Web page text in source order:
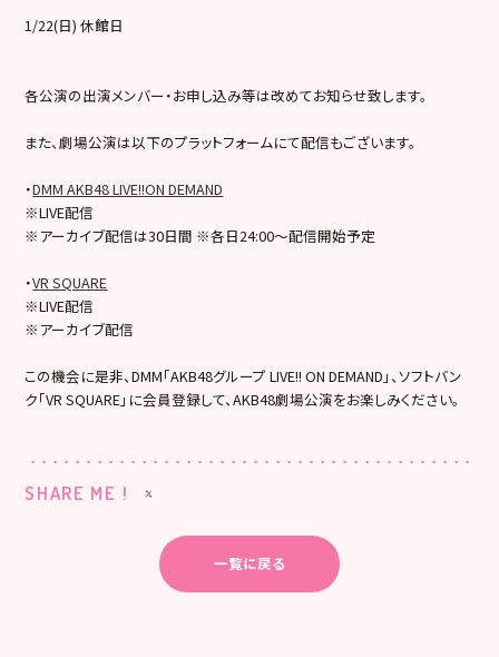
1/22(日) 休館日
各公演の出演メンバー・お申し込み等は改めてお知らせ致します。
また、劇場公演は以下のプラットフォームにて配信もございます。
・DMM AKB48 LIVE!!ON DEMAND
※LIVE配信
※アーカイブ配信は30日間 ※各日24:00～配信開始予定
・VR SQUARE
※LIVE配信
※アーカイブ配信
この機会に是非、DMM「AKB48グループ LIVE!! ON DEMAND」、ソフトバン
ク「VR SQUARE」に会員登録して、AKB48劇場公演をお楽しみください。
SHARE ME !
一覧に戻る